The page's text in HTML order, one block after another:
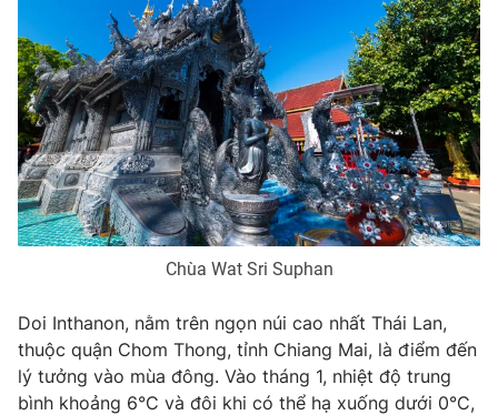
VTV Sức khoẻ Bất động sản
Thị trường 24h Tấm lòng Việt
VTV4 Vươn mình bằng AI
VTV9 VTV8
English
THỜI BÁO VTV
Chùa Wat Sri Suphan
Doi Inthanon, nằm trên ngọn núi cao nhất Thái Lan,
thuộc quận Chom Thong, tỉnh Chiang Mai, là điểm đến
lý tưởng vào mùa đông. Vào tháng 1, nhiệt độ trung
bình khoảng 6°C và đôi khi có thể hạ xuống dưới 0°C,